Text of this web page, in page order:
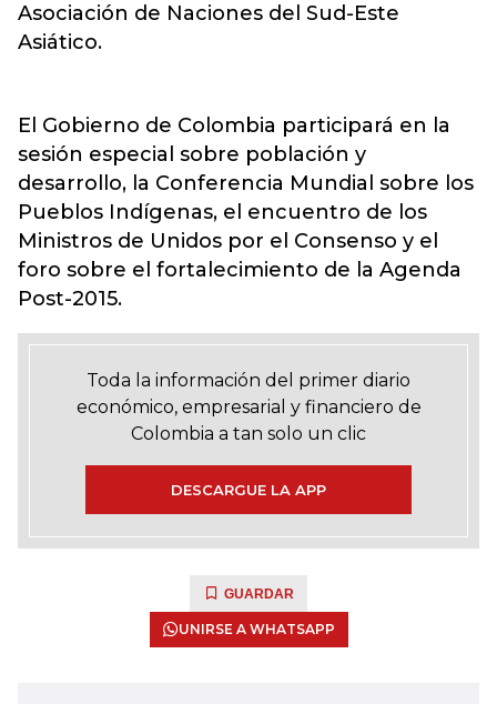
Asociación de Naciones del Sud-Este
Asiático.
El Gobierno de Colombia participará en la
sesión especial sobre población y
desarrollo, la Conferencia Mundial sobre los
Pueblos Indígenas, el encuentro de los
Ministros de Unidos por el Consenso y el
foro sobre el fortalecimiento de la Agenda
Post-2015.
Toda la información del primer diario
económico, empresarial y financiero de
Colombia a tan solo un clic
DESCARGUE LA APP
GUARDAR
UNIRSE A WHATSAPP